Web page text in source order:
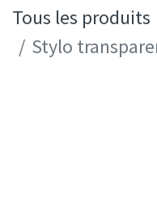
Tous les produits
Stylo